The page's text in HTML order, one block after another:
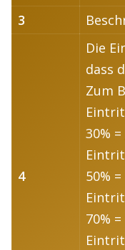
3
4
Die
dass
Zum
30%
50%
70%